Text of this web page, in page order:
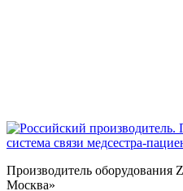
Производитель
Москва»